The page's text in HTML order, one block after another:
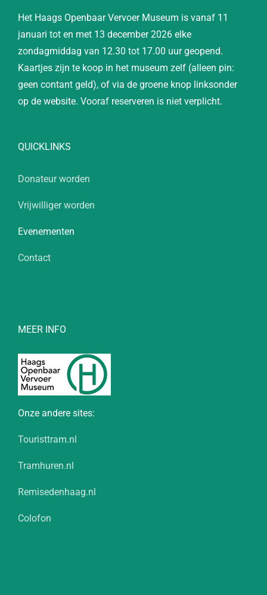
Het Haags Openbaar Vervoer Museum is vanaf 11
januari tot en met 13 december 2026 elke
zondagmiddag van 12.30 tot 17.00 uur geopend.
Kaartjes zijn te koop in het museum zelf (alleen pin:
geen contant geld), of via de groene knop linksonder
op de website. Vooraf reserveren is niet verplicht.
QUICKLINKS
Donateur worden
Vrijwilliger worden
Evenementen
Contact
MEER INFO
Onze andere sites:
Touristtram.nl
Tramhuren.nl
Remisedenhaag.nl
Colofon